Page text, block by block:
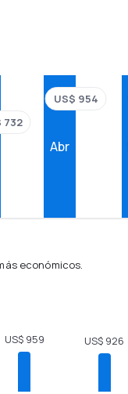
732
Abr
US$ 954
económicos.
US$ 959 US$ 926